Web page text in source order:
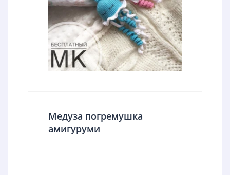
Медуза погремушка
амигуруми